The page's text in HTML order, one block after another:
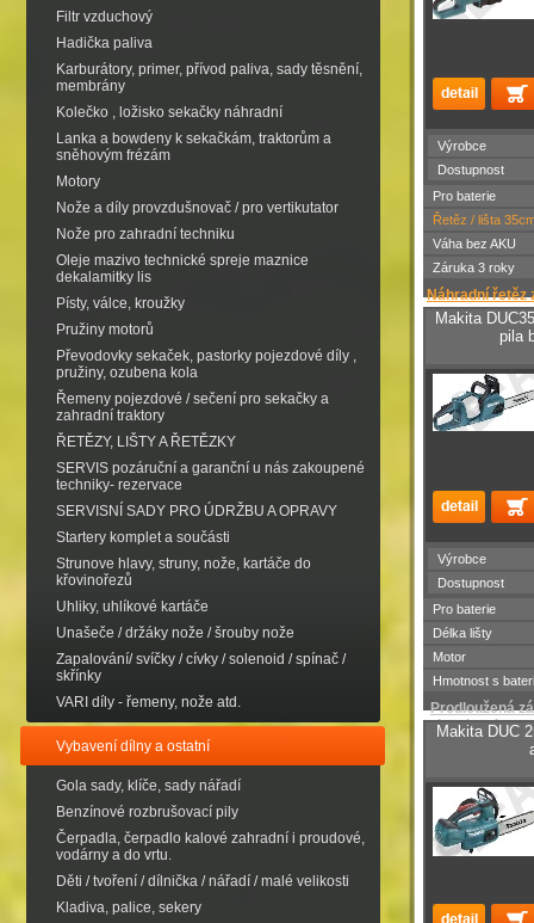
Filtr vzduchový
Hadička paliva
Karburátory, primer, přívod paliva, sady těsnění,
membrány
Kolečko , ložisko sekačky náhradní
Lanka a bowdeny k sekačkám, traktorům a
sněhovým frézám
Motory
Nože a díly provzdušnovač / pro vertikutator
Nože pro zahradní techniku
Oleje mazivo technické spreje maznice
dekalamitky lis
Písty, válce, kroužky
Pružiny motorů
Převodovky sekaček, pastorky pojezdové díly ,
pružiny, ozubena kola
Řemeny pojezdové / sečení pro sekačky a
zahradní traktory
ŘETĚZY, LIŠTY A ŘETĚZKY
SERVIS pozáruční a garanční u nás zakoupené
techniky- rezervace
SERVISNÍ SADY PRO ÚDRŽBU A OPRAVY
Startery komplet a součásti
Strunove hlavy, struny, nože, kartáče do
křovinořezů
Uhliky, uhlíkové kartáče
Unašeče / držáky nože / šrouby nože
Zapalování/ svíčky / cívky / solenoid / spínač /
skřínky
VARI díly - řemeny, nože atd.
Vybavení dílny a ostatní
Gola sady, klíče, sady nářadí
Benzínové rozbrušovací pily
Čerpadla, čerpadlo kalové zahradní i proudové,
vodárny a do vrtu.
Děti / tvoření / dílnička / nářadí / malé velikosti
Kladiva, palice, sekery
Výrobce
Dostupnost
Pro baterie
Řetěz / lišta
Váha bez AKU
Záruka 3 roky
Náhradní řetěz
Makita
pila
Výrobce
Dostupnost
Pro baterie
Délka lišty
Motor
Hmotnost s
Prodloužená
roky . /
Makita DUC